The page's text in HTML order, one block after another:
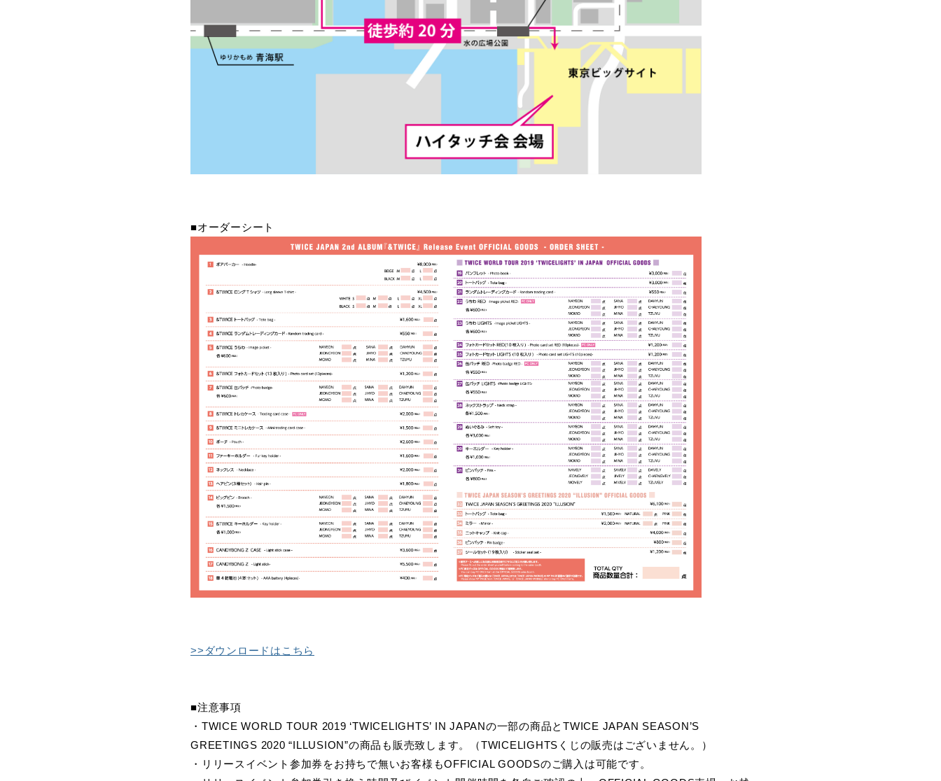
■オーダーシート
>>ダウンロードはこちら
■注意事項
・TWICE WORLD TOUR 2019 ‘TWICELIGHTS’ IN JAPANの一部の商品とTWICE JAPAN SEASON’S
GREETINGS 2020 “ILLUSION”の商品も販売致します。（TWICELIGHTSくじの販売はございません。）
・リリースイベント参加券をお持ちで無いお客様もOFFICIAL GOODSのご購入は可能です。